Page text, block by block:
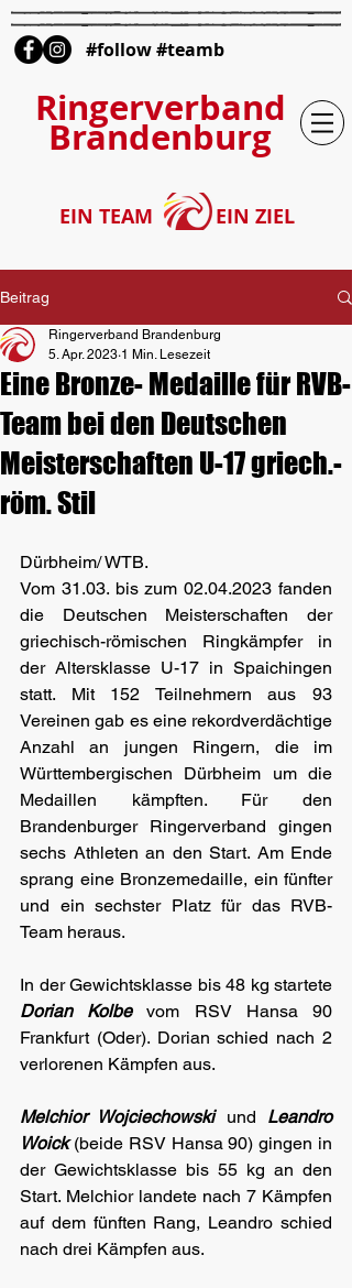
#follow #teamb
Ringerverband
Brandenburg
EIN TEAM EIN ZIEL
Beitrag
Eine Bronze- Medaille für RVB-
Team bei den Deutschen
Meisterschaften U-17 griech.-
röm. Stil
Ringerverband Brandenburg
5. Apr. 2023 1 Min. Lesezeit
Dürbheim/ WTB.
Vom 31.03. bis zum 02.04.2023 fanden
die Deutschen Meisterschaften der
griechisch-römischen Ringkämpfer in
der Altersklasse U-17 in Spaichingen
statt. Mit 152 Teilnehmern aus 93
Vereinen gab es eine rekordverdächtige
Anzahl an jungen Ringern, die im
Württembergischen Dürbheim um die
Medaillen kämpften. Für den
Brandenburger Ringerverband gingen
sechs Athleten an den Start. Am Ende
sprang eine Bronzemedaille, ein fünfter
und ein sechster Platz für das RVB-
Team heraus.
Dorian Kolbe vom RSV Hansa 90
Frankfurt (Oder). Dorian schied nach 2
verlorenen Kämpfen aus.
Melchior Wojciechowski und Leandro
Woick (beide RSV Hansa 90) gingen in
der Gewichtsklasse bis 55 kg an den
Start. Melchior landete nach 7 Kämpfen
auf dem fünften Rang, Leandro schied
nach drei Kämpfen aus.